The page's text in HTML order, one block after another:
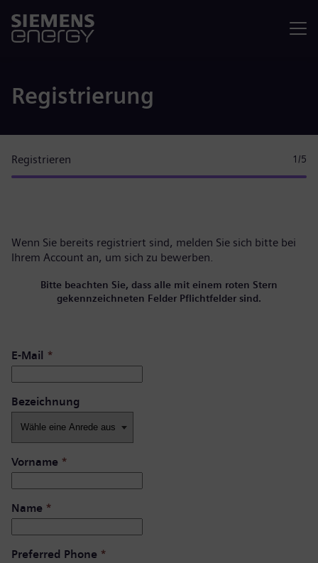
Registrierung
Registrieren 1 /5
Wenn Sie bereits registriert sind, melden Sie sich bitte bei
Ihrem Account an, um sich zu bewerben.
Bitte beachten Sie, dass alle mit einem roten Stern
gekennzeichneten Felder Pflichtfelder sind.
E-Mail *
Bezeichnung
Vorname *
Name *
Preferred Phone *